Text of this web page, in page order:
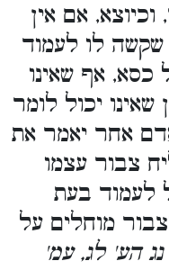
אם אין
לו לעמוד
כסא, אף שאינו
יכול לומר
אחר יאמר את
צבור עצמו
לעמוד בעת
מוחלים על
הע' לג, עמ'